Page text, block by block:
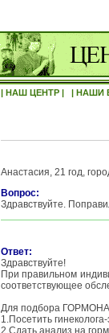
| НАШ ЦЕНТР | | НАШИ
Анастасия, 21 год,
Вопрос:
Здравствуйте.
Ответ:
Здравствуйте!
При правильном
соответствующее
Для подбора
1.Посетить